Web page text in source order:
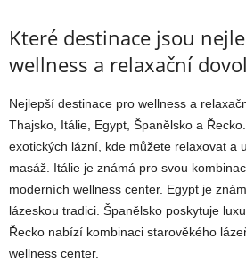
Které destinace jsou
wellness a relaxační
Nejlepší destinace pro wellness a
Thajsko, Itálie, Egypt, Španělsko a
exotických lázní, kde můžete relaxovat a
masáž. Itálie je známá pro svou
moderních wellness center. Egypt je
lázeskou tradici. Španělsko poskytuje
Řecko nabízí kombinaci starověkého
wellness center.